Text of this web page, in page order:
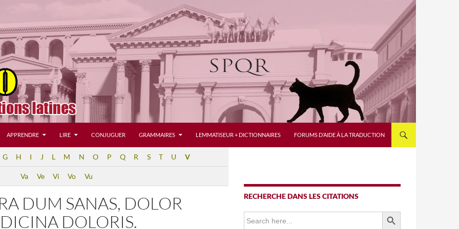
APPRENDRE LIRE CONJUGUER GRAMMAIRES LEMMATISEUR + DICTIONNAIRES FORUMS D’AIDE À LA TRADUCTION
G H I J L M N O P Q R S T U V
Va Ve Vi Vo Vu
DUM SANAS, DOLOR
DOLORIS.
RECHERCHE DANS LES CITATIONS
Search
for:
SEARCH BUTTON